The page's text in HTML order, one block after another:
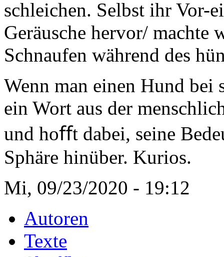
schleichen. Selbst ihr Vor-
Geräusche hervor/ machte
Schnaufen während des
Wenn man einen Hund bei
ein Wort aus der
und hoﬀt dabei, seine
Sphäre hinüber. Kurios.
Mi, 09/23/2020 - 19:12
Autoren
Texte